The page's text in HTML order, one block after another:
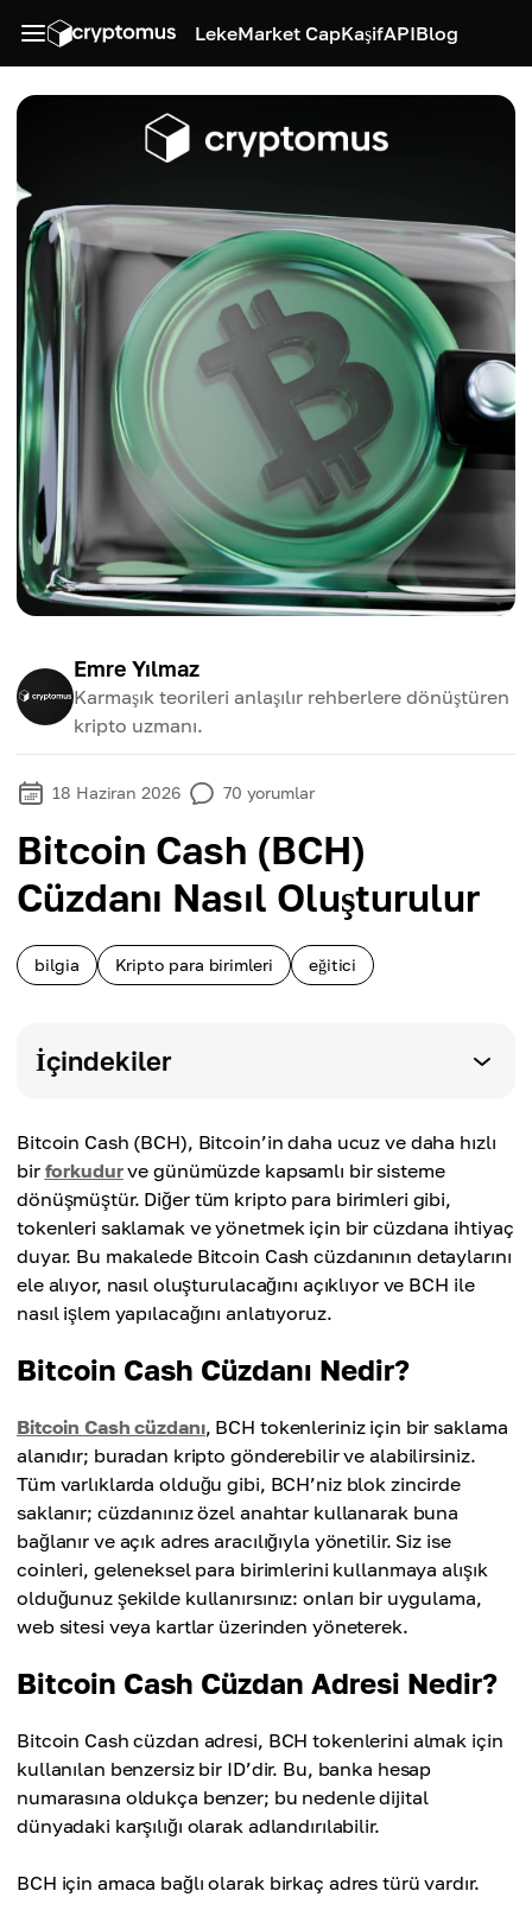
LekeMarket CapKaşifAPIBlog
Emre Yılmaz
Karmaşık teorileri anlaşılır rehberlere dönüştüren
kripto uzmanı.
18 Haziran 2026 70 yorumlar
Bitcoin Cash (BCH)
Cüzdanı Nasıl Oluşturulur
bilgia Kripto para birimleri eğitici
İçindekiler
Bitcoin Cash (BCH), Bitcoin’in daha ucuz ve daha hızlı
bir forkudurve günümüzde kapsamlı bir sisteme
dönüşmüştür. Diğer tüm kripto para birimleri gibi,
tokenleri saklamak ve yönetmek için bir cüzdana ihtiyaç
duyar. Bu makalede Bitcoin Cash cüzdanının detaylarını
ele alıyor, nasıl oluşturulacağını açıklıyor ve BCH ile
nasıl işlem yapılacağını anlatıyoruz.
Bitcoin Cash Cüzdanı Nedir?
Bitcoin Cash cüzdanı, BCH tokenleriniz için bir saklama
alanıdır; buradan kripto gönderebilir ve alabilirsiniz.
Tüm varlıklarda olduğu gibi, BCH’niz blok zincirde
saklanır; cüzdanınız özel anahtar kullanarak buna
bağlanır ve açık adres aracılığıyla yönetilir. Siz ise
coinleri, geleneksel para birimlerini kullanmaya alışık
olduğunuz şekilde kullanırsınız: onları bir uygulama,
web sitesi veya kartlar üzerinden yöneterek.
Bitcoin Cash Cüzdan Adresi Nedir?
Bitcoin Cash cüzdan adresi, BCH tokenlerini almak için
kullanılan benzersiz bir ID’dir. Bu, banka hesap
numarasına oldukça benzer; bu nedenle dijital
dünyadaki karşılığı olarak adlandırılabilir.
BCH için amaca bağlı olarak birkaç adres türü vardır.